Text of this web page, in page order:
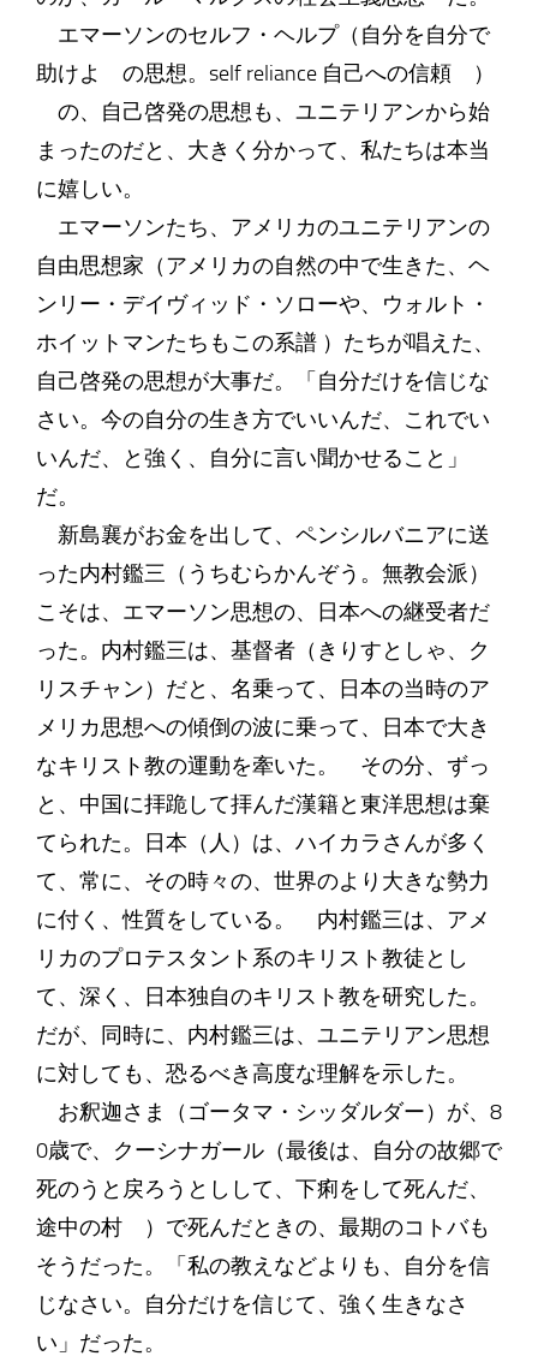
エマーソンのセルフ・ヘルプ（自分を自分で
助けよ の思想。self reliance 自己への信頼 ）
の、自己啓発の思想も、ユニテリアンから始
まったのだと、大きく分かって、私たちは本当
に嬉しい。
エマーソンたち、アメリカのユニテリアンの
自由思想家（アメリカの自然の中で生きた、ヘ
ンリー・デイヴィッド・ソローや、ウォルト・
ホイットマンたちもこの系譜 ）たちが唱えた、
自己啓発の思想が大事だ。「自分だけを信じな
さい。今の自分の生き方でいいんだ、これでい
いんだ、と強く、自分に言い聞かせること」
だ。
新島襄がお金を出して、ペンシルバニアに送
った内村鑑三（うちむらかんぞう。無教会派）
こそは、エマーソン思想の、日本への継受者だ
った。内村鑑三は、基督者（きりすとしゃ、ク
リスチャン）だと、名乗って、日本の当時のア
メリカ思想への傾倒の波に乗って、日本で大き
なキリスト教の運動を牽いた。 その分、ずっ
と、中国に拝跪して拝んだ漢籍と東洋思想は棄
てられた。日本（人）は、ハイカラさんが多く
て、常に、その時々の、世界のより大きな勢力
に付く、性質をしている。 内村鑑三は、アメ
リカのプロテスタント系のキリスト教徒とし
て、深く、日本独自のキリスト教を研究した。
だが、同時に、内村鑑三は、ユニテリアン思想
に対しても、恐るべき高度な理解を示した。
お釈迦さま（ゴータマ・シッダルダー）が、8
0歳で、クーシナガール（最後は、自分の故郷で
死のうと戻ろうとしして、下痢をして死んだ、
途中の村 ）で死んだときの、最期のコトバも
そうだった。「私の教えなどよりも、自分を信
じなさい。自分だけを信じて、強く生きなさ
い」だった。